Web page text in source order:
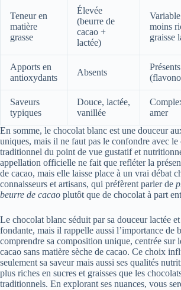
Teneur en
matière
grasse
Élevée
(beurre de
cacao +
lactée)
moins
graisse
Apports en
antioxydants
Absents
Présents
Saveurs
typiques
Douce, lactée,
vanillée
amer
En somme, le chocolat blanc est une douceur
uniques, mais il ne faut pas le confondre avec le
traditionnel du point de vue gustatif et
appellation officielle ne fait que refléter la
de cacao, mais elle laisse place à un vrai débat
connaisseurs et artisans, qui préfèrent parler de
beurre de cacao plutôt que de chocolat à part
Le chocolat blanc séduit par sa douceur lactée
fondante, mais il rappelle aussi l’importance de
comprendre sa composition unique, centrée sur
cacao sans matière sèche de cacao. Ce choix
seulement sa saveur mais aussi ses qualités
plus riches en sucres et graisses que les
traditionnels. En explorant ses nuances, vous